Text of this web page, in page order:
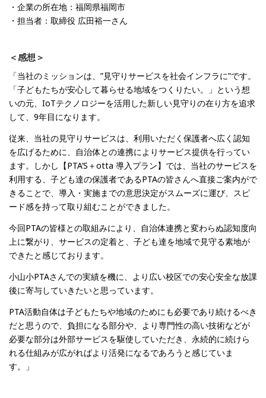
・企業の所在地：福岡県福岡市
・担当者：取締役 広田裕一さん
＜感想＞
「当社のミッションは、”見守りサービスを社会インフラに”です。
「子どもたちが安心して暮らせる地域をつくりたい。」という想
いの元、IoTテクノロジーを活用した新しい見守りの在り方を追求
して、9年目になります。
従来、当社の見守りサービスは、利用いただく保護者へ広く認知
を広げるために、自治体との連携によりサービス提供を行ってい
ます。しかし【PTA’S＋otta 導入プラン】では、当社のサービスを
利用する、子ども達の保護者であるPTAの皆さんへ直接ご案内がで
きることで、導入・実施までの意思決定がスムーズに運び、スピ
ード感を持って取り組むことができました。
今回PTAの皆様との取組みにより、自治体連携と変わらぬ認知度向
上に繋がり、サービスの定着と、子ども達を地域で見守る素地が
できたと感じております。
小山小PTAさんでの実績を機に、より広い校区での安心安全な放課
後に寄与していきたいと思っています。
PTA活動自体は子どもたちや地域のためにも必要であり続けるべき
だと思うので、負担になる部分や、より専門性の高い技術などが
必要な部分は外部サービスを駆使していただき、永続的に続けら
れる仕組みが広がればより活発になるであろうと感じていま
す。」